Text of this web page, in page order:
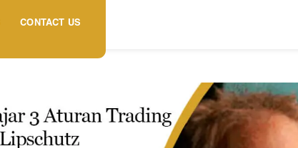
CONTACT US